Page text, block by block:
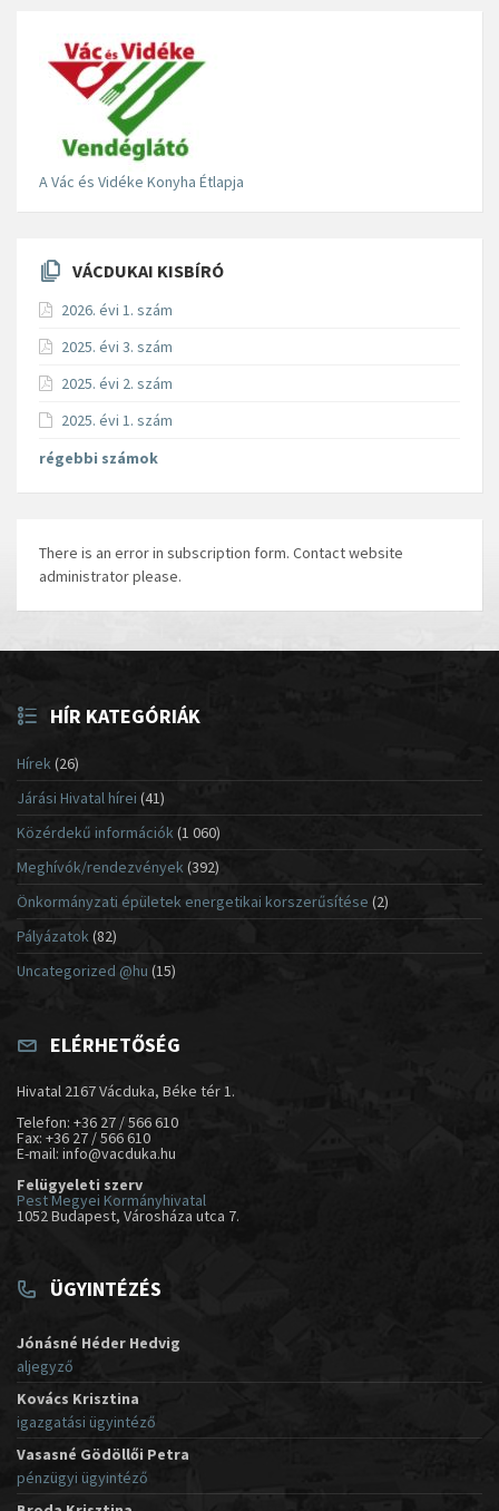
A Vác és Vidéke Konyha Étlapja
VÁCDUKAI KISBÍRÓ
2026. évi 1. szám
2025. évi 3. szám
2025. évi 2. szám
2025. évi 1. szám
régebbi számok
There is an error in subscription form. Contact website
administrator please.
HÍR KATEGÓRIÁK
Hírek(26)
Járási Hivatal hírei (41)
Közérdekű információk(1 060)
Meghívók/rendezvények (392)
Önkormányzati épületek energetikai korszerűsítése (2)
Pályázatok (82)
Uncategorized @hu (15)
ELÉRHETŐSÉG
Hivatal 2167 Vácduka, Béke tér 1.
Telefon: +36 27 / 566 610
Fax: +36 27 / 566 610
E-mail: info@vacduka.hu
Felügyeleti szerv
Pest Megyei Kormányhivatal
1052 Budapest, Városháza utca 7.
ÜGYINTÉZÉS
Jónásné Héder Hedvig
aljegyző
Kovács Krisztina
igazgatási ügyintéző
Vasasné Gödöllői Petra
pénzügyi ügyintéző